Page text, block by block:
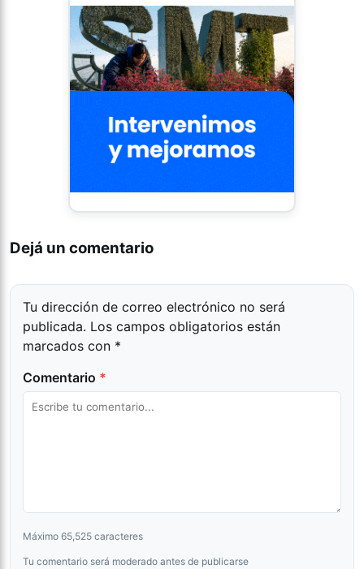
Dejá un comentario
Tu dirección de correo electrónico no será
publicada. Los campos obligatorios están
marcados con *
Comentario *
Máximo 65,525 caracteres
Tu comentario será moderado antes de publicarse